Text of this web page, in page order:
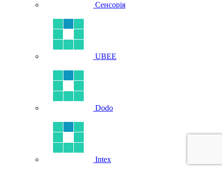
Сенсорія
UBEE
Dodo
Intex